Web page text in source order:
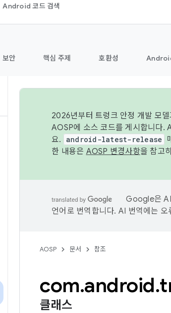
Android 코드 검색
보안 핵심 주제 호환성
2026년부터 트렁크 안정 개발 모
AOSP에 소스 코드를 게시합니다.
요.
android-latest-release
한 내용은 AOSP 변경사항을 참고
Google은 AI
언어로 번역합니다. AI 번역에는
AOSP 문서 참조
com.android.
클래스